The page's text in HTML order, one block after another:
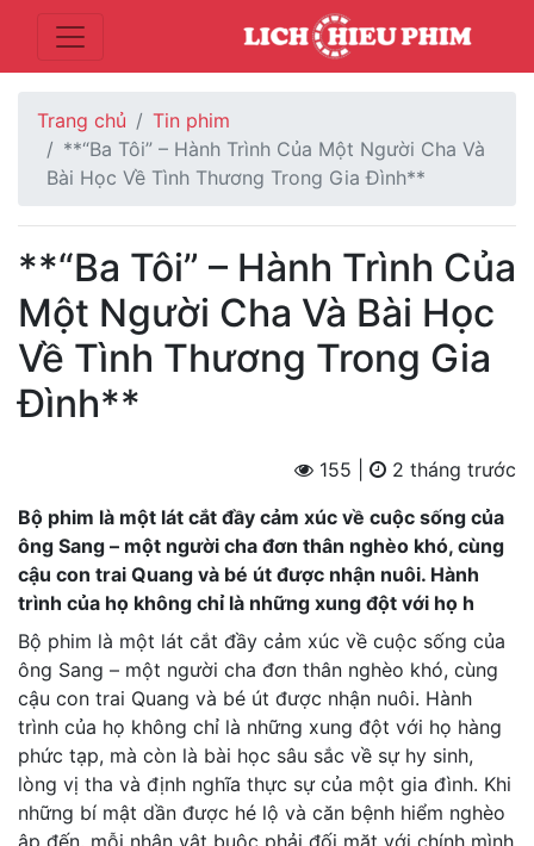
Trang chủ
Tin phim
**“Ba Tôi” – Hành Trình Của Một Người Cha Và
Bài Học Về Tình Thương Trong Gia Đình**
**“Ba Tôi” – Hành Trình Của
Một Người Cha Và Bài Học
Về Tình Thương Trong Gia
Đình**
155 |
2 tháng trước
Bộ phim là một lát cắt đầy cảm xúc về cuộc sống của
ông Sang – một người cha đơn thân nghèo khó, cùng
cậu con trai Quang và bé út được nhận nuôi. Hành
trình của họ không chỉ là những xung đột với họ h
Bộ phim là một lát cắt đầy cảm xúc về cuộc sống của
ông Sang – một người cha đơn thân nghèo khó, cùng
cậu con trai Quang và bé út được nhận nuôi. Hành
trình của họ không chỉ là những xung đột với họ hàng
phức tạp, mà còn là bài học sâu sắc về sự hy sinh,
lòng vị tha và định nghĩa thực sự của một gia đình. Khi
những bí mật dần được hé lộ và căn bệnh hiểm nghèo
ập đến, mỗi nhân vật buộc phải đối mặt với chính mình